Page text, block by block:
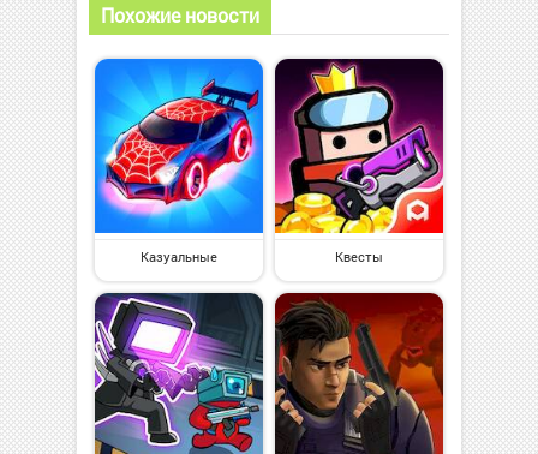
Похожие новости
Казуальные Квесты